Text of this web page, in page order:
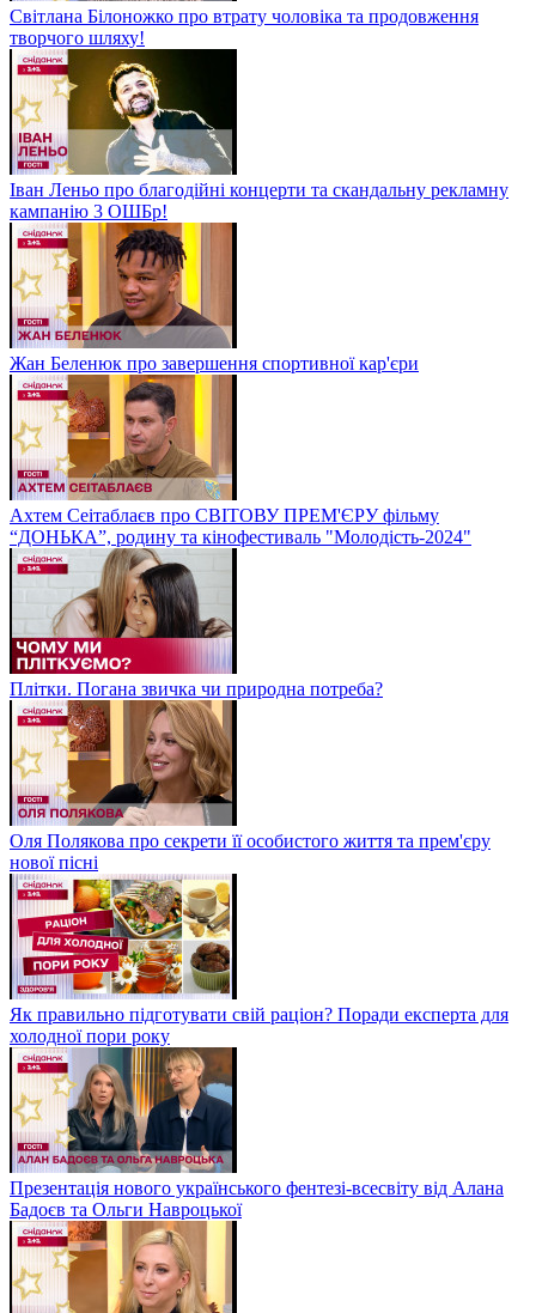
Світлана Білоножко про втрату чоловіка та продовження
творчого шляху!
Іван Леньо про благодійні концерти та скандальну рекламну
кампанію 3 ОШБр!
Жан Беленюк про завершення спортивної кар'єри
Ахтем Сеітаблаєв про СВІТОВУ ПРЕМ'ЄРУ фільму
“ДОНЬКА”, родину та кінофестиваль "Молодість-2024"
Плітки. Погана звичка чи природна потреба?
Оля Полякова про секрети її особистого життя та прем'єру
нової пісні
Як правильно підготувати свій раціон? Поради експерта для
холодної пори року
Презентація нового українського фентезі-всесвіту від Алана
Бадоєв та Ольги Навроцької